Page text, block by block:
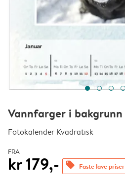
Vannfarger i bakgrunn
Fotokalender Kvadratisk
FRA
kr 179,- offers Faste lave priser